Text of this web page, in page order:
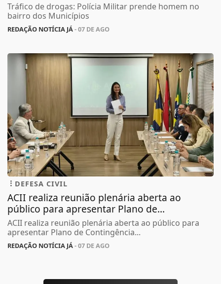
Tráfico de drogas: Polícia Militar prende homem no
bairro dos Municípios
REDAÇÃO NOTÍCIA JÁ- 07 DE AGO
DEFESA CIVIL
ACII realiza reunião plenária aberta ao
público para apresentar Plano de...
ACII realiza reunião plenária aberta ao público para
apresentar Plano de Contingência...
REDAÇÃO NOTÍCIA JÁ- 07 DE AGO